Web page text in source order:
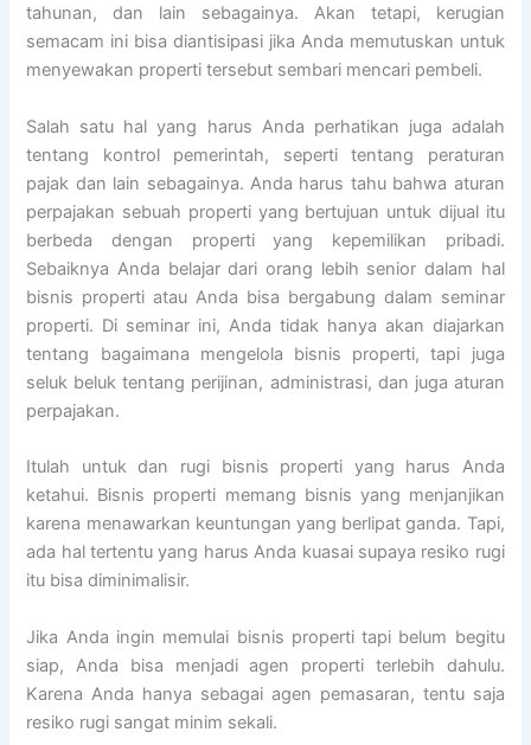
tahunan, dan lain sebagainya. Akan tetapi, kerugian
semacam ini bisa diantisipasi jika Anda memutuskan untuk
menyewakan properti tersebut sembari mencari pembeli.
Salah satu hal yang harus Anda perhatikan juga adalah
tentang kontrol pemerintah, seperti tentang peraturan
pajak dan lain sebagainya. Anda harus tahu bahwa aturan
perpajakan sebuah properti yang bertujuan untuk dijual itu
berbeda dengan properti yang kepemilikan pribadi.
Sebaiknya Anda belajar dari orang lebih senior dalam hal
bisnis properti atau Anda bisa bergabung dalam seminar
properti. Di seminar ini, Anda tidak hanya akan diajarkan
tentang bagaimana mengelola bisnis properti, tapi juga
seluk beluk tentang perijinan, administrasi, dan juga aturan
perpajakan.
Itulah untuk dan rugi bisnis properti yang harus Anda
ketahui. Bisnis properti memang bisnis yang menjanjikan
karena menawarkan keuntungan yang berlipat ganda. Tapi,
ada hal tertentu yang harus Anda kuasai supaya resiko rugi
itu bisa diminimalisir.
Jika Anda ingin memulai bisnis properti tapi belum begitu
siap, Anda bisa menjadi agen properti terlebih dahulu.
Karena Anda hanya sebagai agen pemasaran, tentu saja
resiko rugi sangat minim sekali.